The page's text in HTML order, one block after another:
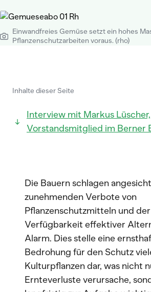
Einwandfreies Gemüse setzt ein hohes
Pflanzenschutzarbeiten voraus. (rho)
Inhalte dieser Seite
Interview mit Markus
Vorstandsmitglied im Berner
Die Bauern schlagen
zunehmenden Verbote von
Pflanzenschutzmitteln und
Verfügbarkeit effektiver
Alarm. Dies stelle eine
Bedrohung für den Schutz
Kulturpflanzen dar, was nicht
Ernteverluste verursache,